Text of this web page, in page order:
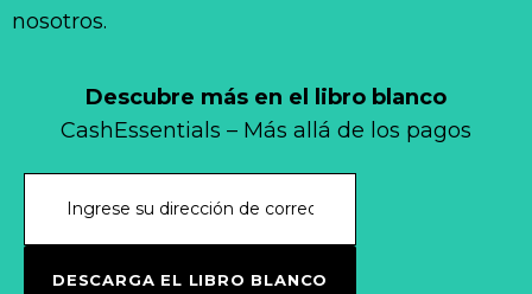
Descubre más en el libro blanco
CashEssentials – Más allá de los pagos
DESCARGA EL LIBRO BLANCO
nosotros.